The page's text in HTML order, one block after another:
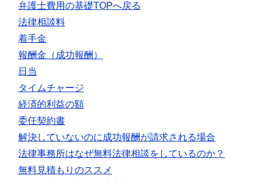
弁護士費用の基礎TOPへ戻る
法律相談料
着手金
報酬金（成功報酬）
日当
タイムチャージ
経済的利益の額
委任契約書
解決していないのに成功報酬が請求される場合
法律事務所はなぜ無料法律相談をしているのか？
無料見積もりのススメ